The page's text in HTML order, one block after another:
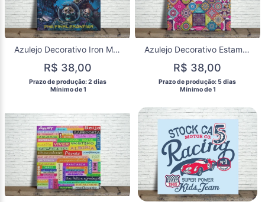
Azulejo Decorativo Iron Maiden The Final Frontier em Porcelana | Decoração Rock e Heavy Metal
R$ 38,00
Prazo de produção: 2 dias
  Mínimo de 1
Azulejo Decorativo Estampa Colorida para Cozinha, Sala e Área Gourmet
R$ 38,00
Prazo de produção: 5 dias
  Mínimo de 1